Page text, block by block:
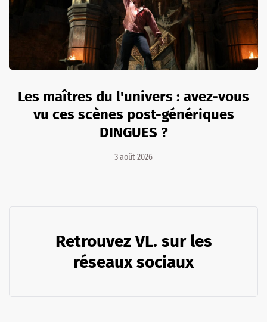
Les maîtres du l'univers : avez-vous
vu ces scènes post-génériques
DINGUES ?
3 août 2026
Retrouvez VL. sur les
réseaux sociaux